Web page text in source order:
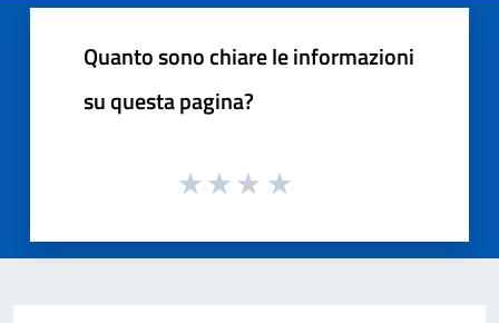
Quanto sono chiare le informazioni
su questa pagina?